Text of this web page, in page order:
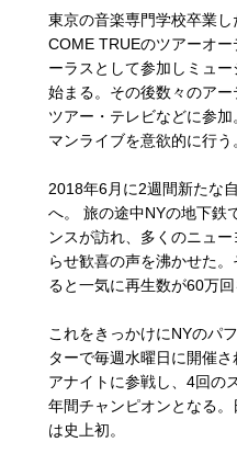
東京の音楽専門学校卒業
COME TRUEのツアーオ
ーラスとして参加しミュ
始まる。その後数々のアー
ツアー・テレビなどに参
マンライブを意欲的に行う
2018年6月に2週間新たな
へ。 旅の途中NYの地下鉄
ンスが訪れ、多くのニュ
らせ歓喜の声を沸かせた
ると一気に再生数が60万回
これをきっかけにNYのパ
ターで毎週水曜日に開催
アナイトに参戦し、4回の
年間チャンピオンとなる
は史上初。